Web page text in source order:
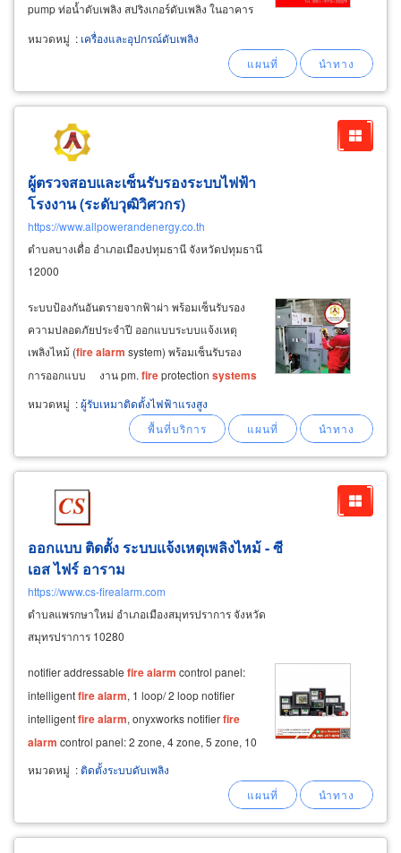
pump ท่อน้ำดับเพลิง สปริงเกอร์ดับเพลิง ในอาคาร
โรงงาน ตึก สำนักงาน คอนโด สถานที่ราชการ
หมวดหมู่ : เครื่องและอุปกรณ์ดับเพลิง
ผู้ตรวจสอบและเซ็นรับรองระบบไฟฟ้า
โรงงาน (ระดับวุฒิวิศวกร)
https://www.allpowerandenergy.co.th
ตำบลบางเดื่อ อำเภอเมืองปทุมธานี จังหวัดปทุมธานี
12000
ระบบป้องกันอันตรายจากฟ้าผ่า พร้อมเซ็นรับรอง
ความปลอดภัยประจำปี ออกแบบระบบแจ้งเหตุ
เพลิงไหม้ (firealarm system) พร้อมเซ็นรับรอง
การออกแบบ งาน pm. fireprotection systems
พร้อมเซ็นรับรองประจำปี งานออกแบบระบบ
factory automation งานออกแบบและซ่อมบำรุง
หมวดหมู่ :ผู้รับเหมาติดตั้งไฟฟ้าแรงสูง
ออกแบบ ติดตั้ง ระบบแจ้งเหตุเพลิงไหม้ - ซี
เอส ไฟร์ อาราม
https://www.cs-firealarm.com
ตำบลแพรกษาใหม่ อำเภอเมืองสมุทรปราการ จังหวัด
สมุทรปราการ 10280
notifier addressable firealarm control panel:
intelligentfirealarm, 1 loop/ 2 loop notifier
intelligentfirealarm, onyxworks notifierfire
alarm control panel: 2 zone, 4 zone, 5 zone, 10
zone notifier module: monitor module, control
module, relay module, isolate module, mini
หมวดหมู่ :ติดตั้งระบบดับเพลิง